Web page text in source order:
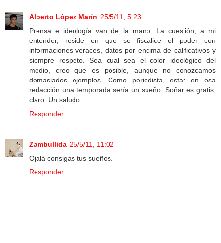
Alberto López Marín 25/5/11, 5:23
Prensa e ideología van de la mano. La cuestión, a mi
entender, reside en que se fiscalice el poder con
informaciones veraces, datos por encima de calificativos y
siempre respeto. Sea cual sea el color ideológico del
medio, creo que es posible, aunque no conozcamos
demasiados ejemplos. Como periodista, estar en esa
redacción una temporada sería un sueño. Soñar es gratis,
claro. Un saludo.
Responder
Zambullida 25/5/11, 11:02
Ojalá consigas tus sueños.
Responder